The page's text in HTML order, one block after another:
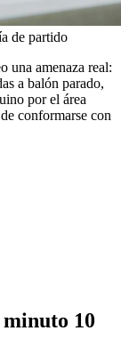
de partido
una amenaza real:
a balón parado,
por el área
conformarse con
10